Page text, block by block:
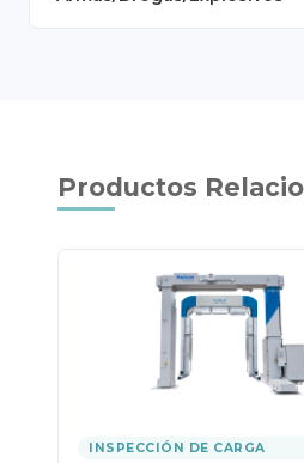
Productos
INSPECCIÓN DE CARGA